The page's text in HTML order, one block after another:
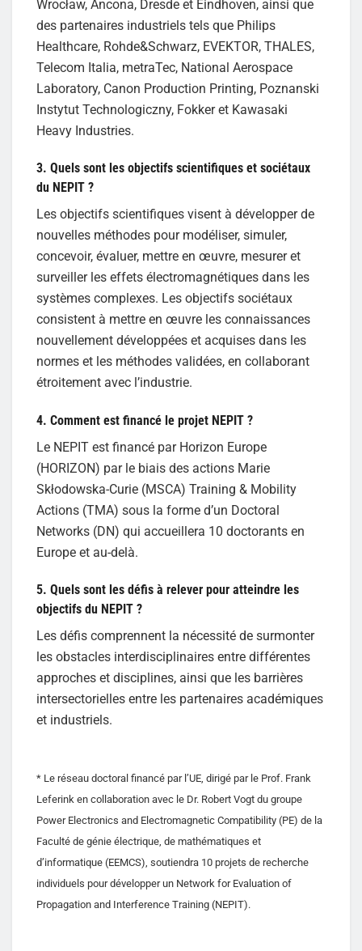
Wrocław, Ancona, Dresde et Eindhoven, ainsi que
des partenaires industriels tels que Philips
Healthcare, Rohde&Schwarz, EVEKTOR, THALES,
Telecom Italia, metraTec, National Aerospace
Laboratory, Canon Production Printing, Poznanski
Instytut Technologiczny, Fokker et Kawasaki
Heavy Industries.
3. Quels sont les objectifs scientifiques et sociétaux
du NEPIT ?
Les objectifs scientifiques visent à développer de
nouvelles méthodes pour modéliser, simuler,
concevoir, évaluer, mettre en œuvre, mesurer et
surveiller les effets électromagnétiques dans les
systèmes complexes. Les objectifs sociétaux
consistent à mettre en œuvre les connaissances
nouvellement développées et acquises dans les
normes et les méthodes validées, en collaborant
étroitement avec l’industrie.
4. Comment est financé le projet NEPIT ?
Le NEPIT est financé par Horizon Europe
(HORIZON) par le biais des actions Marie
Skłodowska-Curie (MSCA) Training & Mobility
Actions (TMA) sous la forme d’un Doctoral
Networks (DN) qui accueillera 10 doctorants en
Europe et au-delà.
5. Quels sont les défis à relever pour atteindre les
objectifs du NEPIT ?
Les défis comprennent la nécessité de surmonter
les obstacles interdisciplinaires entre différentes
approches et disciplines, ainsi que les barrières
intersectorielles entre les partenaires académiques
et industriels.
* Le réseau doctoral financé par l’UE, dirigé par le Prof. Frank
Leferink en collaboration avec le Dr. Robert Vogt du groupe
Power Electronics and Electromagnetic Compatibility (PE) de la
Faculté de génie électrique, de mathématiques et
d’informatique (EEMCS), soutiendra 10 projets de recherche
individuels pour développer un Network for Evaluation of
Propagation and Interference Training (NEPIT).